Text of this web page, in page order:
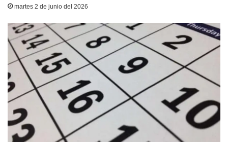
martes 2 de junio del 2026